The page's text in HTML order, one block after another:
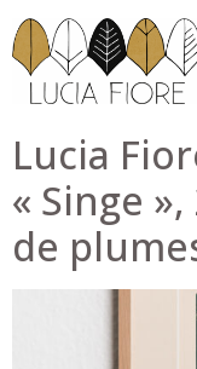
Lucia
« Singe
de